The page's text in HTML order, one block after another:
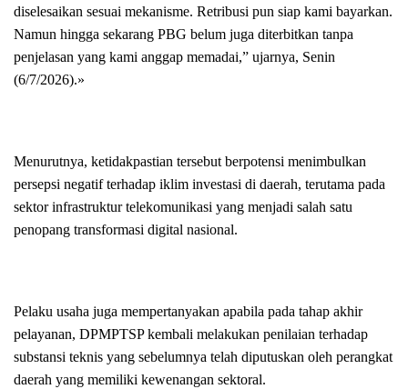
diselesaikan sesuai mekanisme. Retribusi pun siap kami bayarkan.
Namun hingga sekarang PBG belum juga diterbitkan tanpa
penjelasan yang kami anggap memadai,” ujarnya, Senin
(6/7/2026).»
Menurutnya, ketidakpastian tersebut berpotensi menimbulkan
persepsi negatif terhadap iklim investasi di daerah, terutama pada
sektor infrastruktur telekomunikasi yang menjadi salah satu
penopang transformasi digital nasional.
Pelaku usaha juga mempertanyakan apabila pada tahap akhir
pelayanan, DPMPTSP kembali melakukan penilaian terhadap
substansi teknis yang sebelumnya telah diputuskan oleh perangkat
daerah yang memiliki kewenangan sektoral.